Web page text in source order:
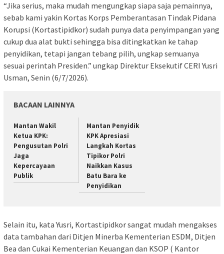
“Jika serius, maka mudah mengungkap siapa saja pemainnya,
sebab kami yakin Kortas Korps Pemberantasan Tindak Pidana
Korupsi (Kortastipidkor) sudah punya data penyimpangan yang
cukup dua alat bukti sehingga bisa ditingkatkan ke tahap
penyidikan, tetapi jangan tebang pilih, ungkap semuanya
sesuai perintah Presiden.” ungkap Direktur Eksekutif CERI Yusri
Usman, Senin (6/7/2026).
BACAAN LAINNYA
Mantan Wakil
Ketua KPK:
Pengusutan Polri
Jaga
Kepercayaan
Publik
Mantan Penyidik
KPK Apresiasi
Langkah Kortas
Tipikor Polri
Naikkan Kasus
Batu Bara ke
Penyidikan
Selain itu, kata Yusri, Kortastipidkor sangat mudah mengakses
data tambahan dari Ditjen Minerba Kementerian ESDM, Ditjen
Bea dan Cukai Kementerian Keuangan dan KSOP ( Kantor